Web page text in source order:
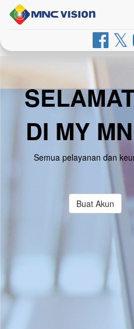
DI MY
Semua pelayanan dan
Buat Akun